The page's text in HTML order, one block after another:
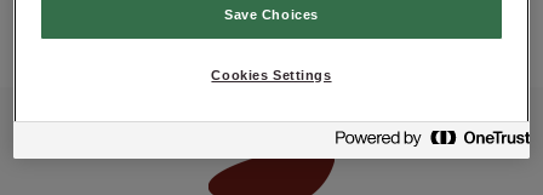
Save Choices
Cookies Settings